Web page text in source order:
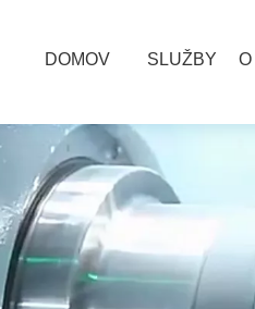
DOMOV SLUŽBY O